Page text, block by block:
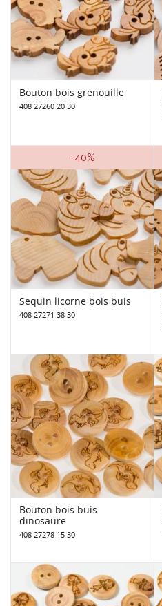
Bouton bois grenouille
408 27260 20 30
-40%
Sequin licorne bois buis
408 27271 38 30
Bouton bois buis
dinosaure
408 27278 15 30